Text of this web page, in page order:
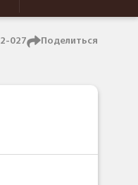
027 Поделиться